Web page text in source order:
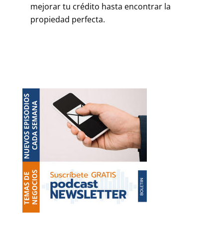
mejorar tu crédito hasta encontrar la
propiedad perfecta.